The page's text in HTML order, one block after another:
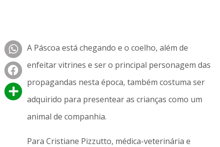
A Páscoa está chegando e o coelho, além de
enfeitar vitrines e ser o principal personagem das
propagandas nesta época, também costuma ser
adquirido para presentear as crianças como um
animal de companhia.
Para Cristiane Pizzutto, médica-veterinária e